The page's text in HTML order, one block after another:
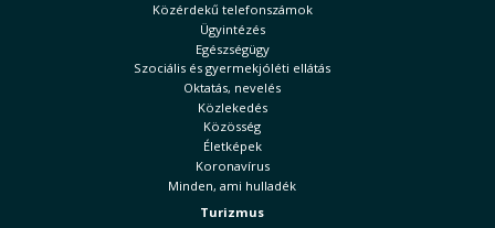
Közérdekű telefonszámok
Ügyintézés
Egészségügy
Szociális és gyermekjóléti ellátás
Oktatás, nevelés
Közlekedés
Közösség
Életképek
Koronavírus
Minden, ami hulladék
Turizmus